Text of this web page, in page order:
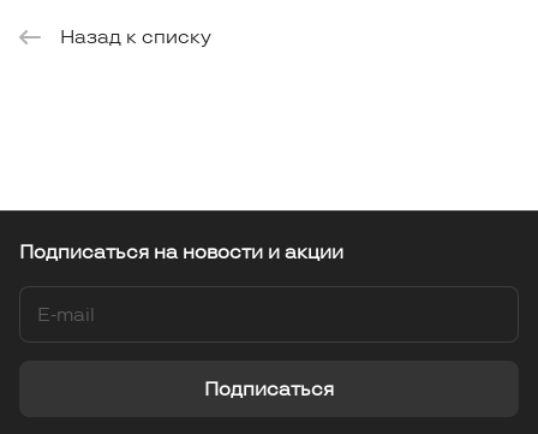
Назад к списку
Подписаться на новости и акции
Подписаться